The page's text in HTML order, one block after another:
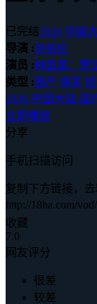
已完结2026 中国
导演 :许佑伦
演员 :林苗苗：贾
类型 : 国产 搞笑 短
2026·中国大陆· 国
立即播放
分享
手机扫描访问
复制下方链接，
http://18ha.com/
收藏
7.0
网友评分
很差
较差